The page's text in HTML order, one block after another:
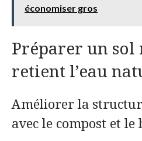
économiser gros
Préparer un
retient l’eau
Améliorer la
avec le compost et le